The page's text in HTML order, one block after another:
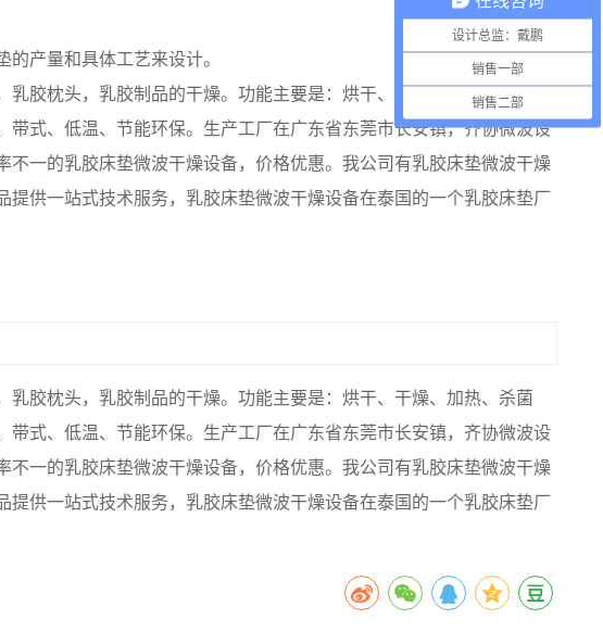
产量和具体工艺来设计。
胶枕头，乳胶制品的干燥。功能主要是：烘干、干燥、加热、杀菌
式、低温、节能环保。生产工厂在广东省东莞市长安镇，齐协微波设
一的乳胶床垫微波干燥设备，价格优惠。我公司有乳胶床垫微波干燥
供一站式技术服务，乳胶床垫微波干燥设备在泰国的一个乳胶床垫厂
乳胶枕头，乳胶制品的干燥。功能主要是：烘干、干燥、加热、杀菌
式、低温、节能环保。生产工厂在广东省东莞市长安镇，齐协微波设
一的乳胶床垫微波干燥设备，价格优惠。我公司有乳胶床垫微波干燥
供一站式技术服务，乳胶床垫微波干燥设备在泰国的一个乳胶床垫厂
设计总监：戴鹏
销售一部
销售二部